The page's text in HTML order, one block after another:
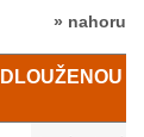
» nahoru